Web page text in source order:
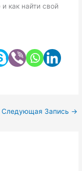
как найти свой
Следующая Запись →